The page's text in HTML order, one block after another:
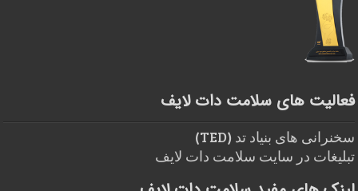
فعالیت های سلامت دات لایف
سخنرانی های بنیاد تد (TED)
تبلیغات در سایت سلامت دات لایف